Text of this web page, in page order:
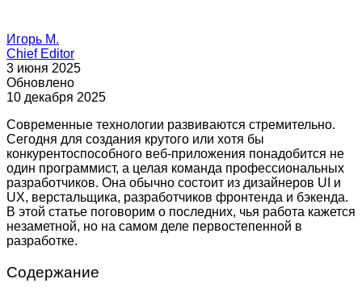
Игорь М.
Chief Editor
3 июня 2025
Обновлено
10 декабря 2025
Современные технологии развиваются стремительно.
Сегодня для создания крутого или хотя бы
конкурентоспособного веб-приложения понадобится не
один программист, а целая команда профессиональных
разработчиков. Она обычно состоит из дизайнеров UI и
UX, верстальщика, разработчиков фронтенда и бэкенда.
В этой статье поговорим о последних, чья работа кажется
незаметной, но на самом деле первостепенной в
разработке.
Содержание